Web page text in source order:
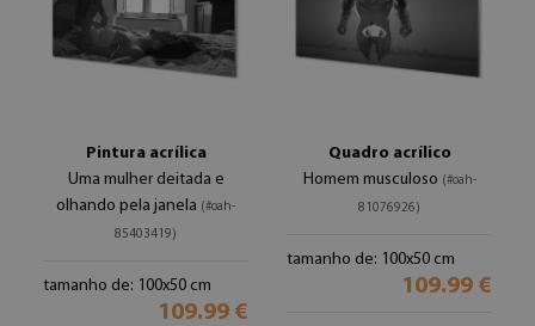
Pintura acrílica
Uma mulher deitada e
olhando pela janela (#oah-
85403419)
tamanho de: 100x50 cm
109.99 €
Quadro acrílico
Homem musculoso (#oah-
81076926)
tamanho de: 100x50 cm
109.99 €